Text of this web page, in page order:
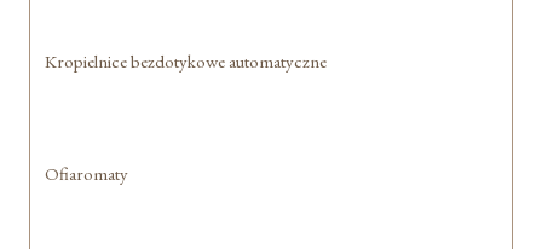
Kropielnice bezdotykowe automatyczne
Ofiaromaty